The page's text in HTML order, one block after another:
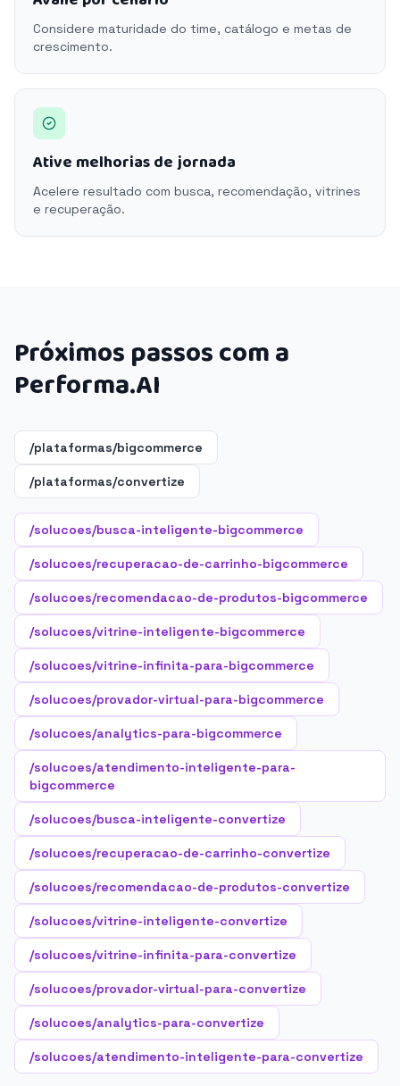
Considere maturidade do time, catálogo e metas de
crescimento.
Ative melhorias de jornada
Acelere resultado com busca, recomendação, vitrines
e recuperação.
Próximos passos com a
Performa.AI
/plataformas/bigcommerce
/plataformas/convertize
/solucoes/busca-inteligente-bigcommerce
/solucoes/recuperacao-de-carrinho-bigcommerce
/solucoes/recomendacao-de-produtos-bigcommerce
/solucoes/vitrine-inteligente-bigcommerce
/solucoes/vitrine-infinita-para-bigcommerce
/solucoes/provador-virtual-para-bigcommerce
/solucoes/analytics-para-bigcommerce
/solucoes/atendimento-inteligente-para-
bigcommerce
/solucoes/busca-inteligente-convertize
/solucoes/recuperacao-de-carrinho-convertize
/solucoes/recomendacao-de-produtos-convertize
/solucoes/vitrine-inteligente-convertize
/solucoes/vitrine-infinita-para-convertize
/solucoes/provador-virtual-para-convertize
/solucoes/analytics-para-convertize
/solucoes/atendimento-inteligente-para-convertize